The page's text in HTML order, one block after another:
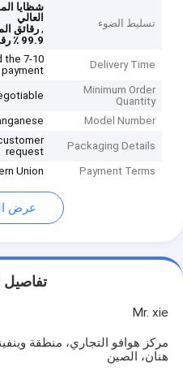
تسليط الضوء
شظايا
العالي
,رقائق
99.9 ٪ رقائق المانغنيز المتحلل
Delivery Time
the
payment
Minimum Order
Quantity
Model Number
Packaging Details
request
Payment Terms
Union
عرض
تفاصيل
Mr. xie
مركز هوافو التجاري، منطقة
هنان، الصين